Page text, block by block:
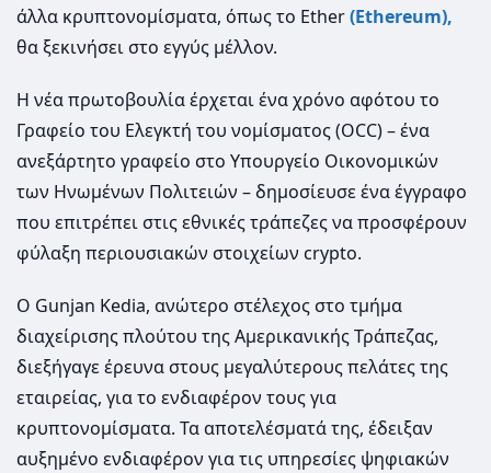
άλλα κρυπτονομίσματα, όπως το Ether(Ethereum),
θα ξεκινήσει στο εγγύς μέλλον.
Η νέα πρωτοβουλία έρχεται ένα χρόνο αφότου το
Γραφείο του Ελεγκτή του νομίσματος (OCC) – ένα
ανεξάρτητο γραφείο στο Υπουργείο Οικονομικών
των Ηνωμένων Πολιτειών – δημοσίευσε ένα έγγραφο
που επιτρέπει στις εθνικές τράπεζες να προσφέρουν
φύλαξη περιουσιακών στοιχείων crypto.
Ο Gunjan Kedia, ανώτερο στέλεχος στο τμήμα
διαχείρισης πλούτου της Αμερικανικής Τράπεζας,
διεξήγαγε έρευνα στους μεγαλύτερους πελάτες της
εταιρείας, για το ενδιαφέρον τους για
κρυπτονομίσματα. Τα αποτελέσματά της, έδειξαν
αυξημένο ενδιαφέρον για τις υπηρεσίες ψηφιακών